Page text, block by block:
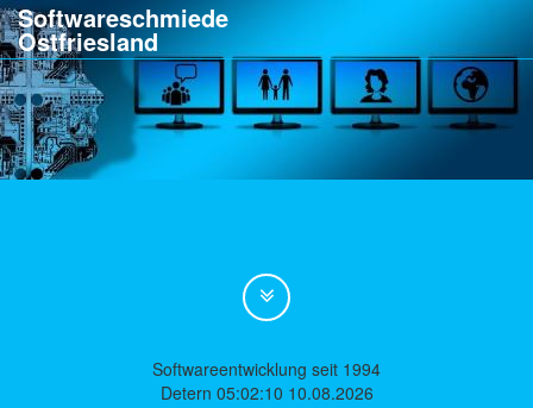
Softwareschmiede
Ostfriesland
Softwareentwicklung seit 1994
Detern 05:02:10 10.08.2026